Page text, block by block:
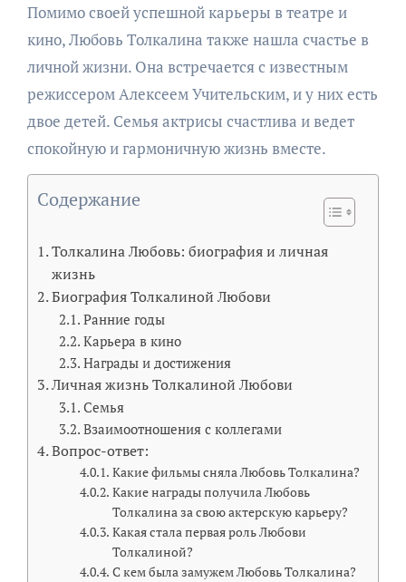
Помимо своей успешной карьеры в театре и
кино, Любовь Толкалина также нашла счастье в
личной жизни. Она встречается с известным
режиссером Алексеем Учительским, и у них есть
двое детей. Семья актрисы счастлива и ведет
спокойную и гармоничную жизнь вместе.
Содержание
Толкалина Любовь: биография и личная
жизнь
Биография Толкалиной Любови
Ранние годы
Карьера в кино
Награды и достижения
Личная жизнь Толкалиной Любови
Семья
Взаимоотношения с коллегами
Вопрос-ответ:
Какие фильмы сняла Любовь Толкалина?
Какие награды получила Любовь
Толкалина за свою актерскую карьеру?
Какая стала первая роль Любови
Толкалиной?
С кем была замужем Любовь Толкалина?